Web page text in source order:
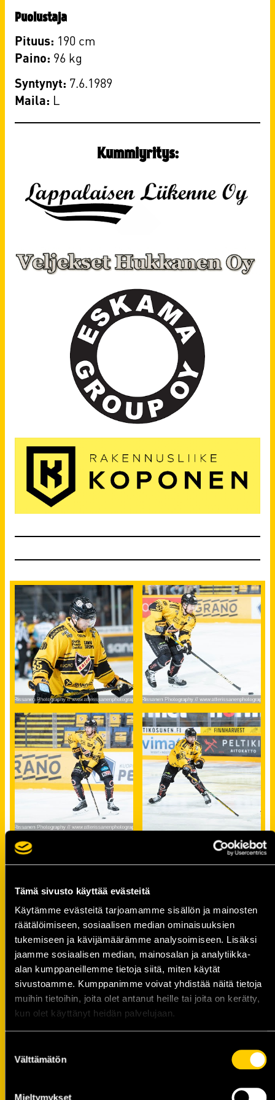
Tämä sivusto käyttää evästeitä
Käytämme evästeitä tarjoamamme sisällön ja mainosten
räätälöimiseen, sosiaalisen median ominaisuuksien
tukemiseen ja kävijämäärämme analysoimiseen. Lisäksi
jaamme sosiaalisen median, mainosalan ja analytiikka-
alan kumppaneillemme tietoja siitä, miten käytät
sivustoamme. Kumppanimme voivat yhdistää näitä tietoja
muihin tietoihin, joita olet antanut heille tai joita on kerätty,
kun olet käyttänyt heidän palvelujaan.
valinta
Välttämätön
Mieltymykset
Puolustaja
Pituus: 190 cm
Paino: 96 kg
Syntynyt: 7.6.1989
Maila: ​L
Kummiyritys: